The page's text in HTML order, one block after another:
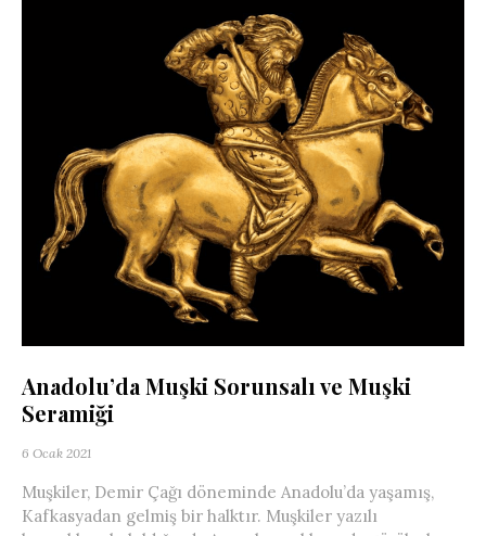
Anadolu’da Muşki Sorunsalı ve Muşki
Seramiği
6 Ocak 2021
Muşkiler, Demir Çağı döneminde Anadolu’da yaşamış,
Kafkasyadan gelmiş bir halktır. Muşkiler yazılı